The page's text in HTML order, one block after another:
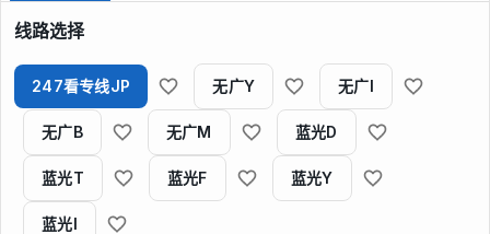
线路选择
247看专线JP 无广Y 无广I
无广B 无广M 蓝光D
蓝光T 蓝光F 蓝光Y
蓝光I